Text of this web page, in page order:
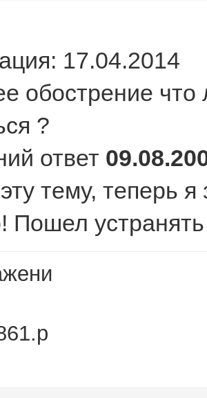
17.04.2014
обострение
?
ответ
тему, теперь
Пошел